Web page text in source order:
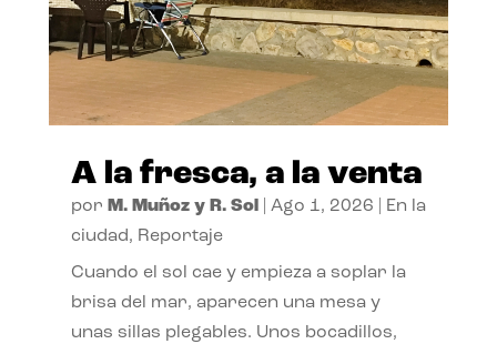
A la fresca, a la venta
por M. Muñoz y R. Sol| Ago 1, 2026
En la
ciudad, Reportaje
Cuando el sol cae y empieza a soplar la
brisa del mar, aparecen una mesa y
unas sillas plegables. Unos bocadillos,